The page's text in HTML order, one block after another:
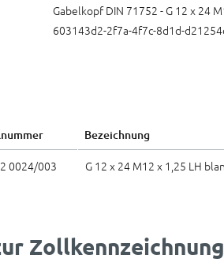
Gabelkopf DIN 71752 - G 12 x 24
603143d2-2f7a-4f7c-8d1d-
Bezeichnung
0024/003 G 12 x 24 M12 x 1,25 LH